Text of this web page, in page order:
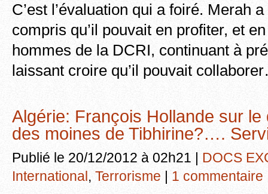
C’est l’évaluation qui a foiré. Merah
compris qu’il pouvait en profiter, et
hommes de la DCRI, continuant à
laissant croire qu’il pouvait
Algérie: François Hollande sur
des moines de Tibhirine?….
Publié le 20/12/2012 à 02h21 | DOCS
International , Terrorisme 1 commentaire